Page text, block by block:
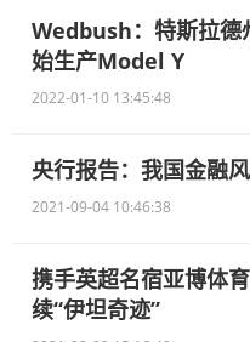
Wedbush：特斯拉德
始生产Model Y
2022-01-10 13:45:48
央行报告：我国金融
2021-09-04 10:46:38
携手英超名宿亚博体
续“伊坦奇迹”